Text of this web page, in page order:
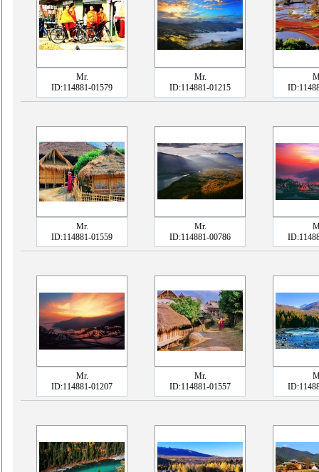
Mr.
ID:114881-01579
Mr.
ID:114881-01215
Mr.
ID:114881-01559
Mr.
ID:114881-00786
Mr.
ID:114881-01207
Mr.
ID:114881-01557